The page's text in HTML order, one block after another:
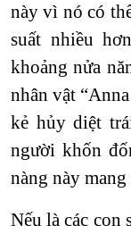
này vì nó có
suất nhiều
khoảng nửa
nhân vật
kẻ hủy diệt
người khốn
nàng này
Nếu là các con